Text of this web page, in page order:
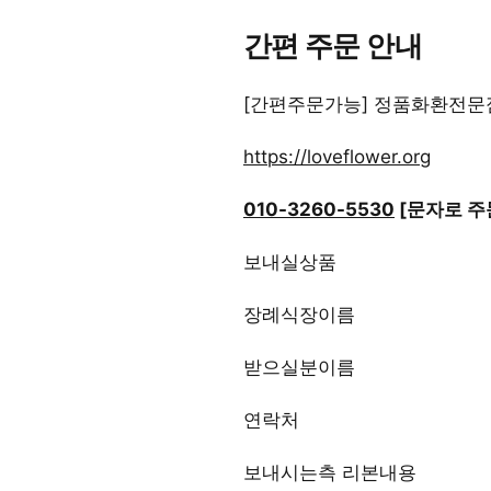
간편 주문 안내
[간편주문가능] 정품화환전
https://loveflower.org
010-3260-5530 [문자로 주
보내실상품
장례식장이름
받으실분이름
연락처
보내시는측 리본내용